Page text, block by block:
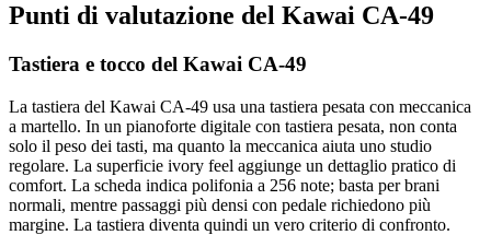
Punti di valutazione del Kawai CA-49
Tastiera e tocco del Kawai CA-49
La tastiera del Kawai CA-49 usa una tastiera pesata con meccanica
a martello. In un pianoforte digitale con tastiera pesata, non conta
solo il peso dei tasti, ma quanto la meccanica aiuta uno studio
regolare. La superficie ivory feel aggiunge un dettaglio pratico di
comfort. La scheda indica polifonia a 256 note; basta per brani
normali, mentre passaggi più densi con pedale richiedono più
margine. La tastiera diventa quindi un vero criterio di confronto.